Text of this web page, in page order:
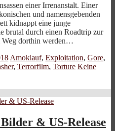
einer Irrenanstalt. Einer
und namensgebenden
kidnappt eine junge
brutal durch einen Roadtrip zur
Weg dorthin werden…
Amoklauf, Exploitation, Gore,
, Terrorfilm, Torture Keine
& US-Release